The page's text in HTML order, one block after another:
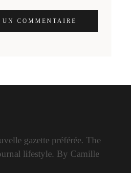
COMMENTAIRE
gazette préférée. The
lifestyle. By Camille